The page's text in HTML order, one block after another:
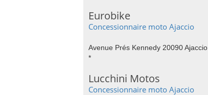
Eurobike
Concessionnaire moto Ajaccio
Avenue Prés Kennedy 20090 Ajaccio
*
Lucchini Motos
Concessionnaire moto Ajaccio